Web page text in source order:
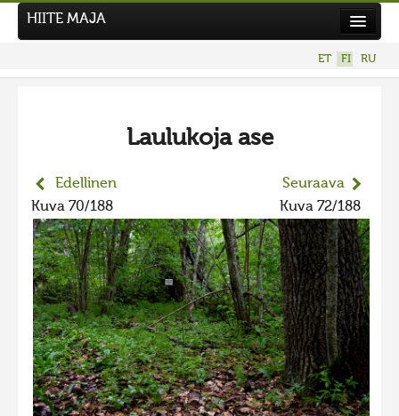
Hiite kuvavõistlus 2026
Hiisien kuvakilpailu 2025
2025 kuvakilpailu lisä
Liikuvad kuvad 2025
Hiisien kuvakilpailu 2024
2024 kuvakilpailu lisä
Liikkuvat kuvat 2024
Hiisien kuvakilpailu 2023
HIITE MAJA
ET FI RU
Laulukoja ase
Edellinen
Kuva 70/188
Seuraava
Kuva 72/188